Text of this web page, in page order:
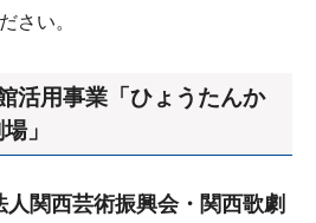
さい。
活用事業「ひょうたんか
」
関西芸術振興会・関西歌劇